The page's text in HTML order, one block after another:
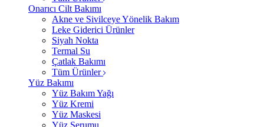
Onarıcı Cilt Bakımı
Akne ve Sivilceye Yönelik Bakım
Leke Giderici Ürünler
Siyah Nokta
Termal Su
Çatlak Bakımı
Tüm Ürünler
Yüz Bakımı
Yüz Bakım Yağı
Yüz Kremi
Yüz Maskesi
Yüz Serumu